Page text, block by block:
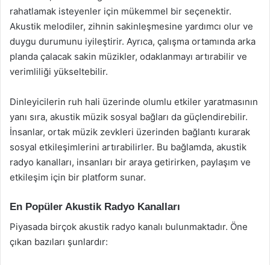
rahatlamak isteyenler için mükemmel bir seçenektir.
Akustik melodiler, zihnin sakinleşmesine yardımcı olur ve
duygu durumunu iyileştirir. Ayrıca, çalışma ortamında arka
planda çalacak sakin müzikler, odaklanmayı artırabilir ve
verimliliği yükseltebilir.
Dinleyicilerin ruh hali üzerinde olumlu etkiler yaratmasının
yanı sıra, akustik müzik sosyal bağları da güçlendirebilir.
İnsanlar, ortak müzik zevkleri üzerinden bağlantı kurarak
sosyal etkileşimlerini artırabilirler. Bu bağlamda, akustik
radyo kanalları, insanları bir araya getirirken, paylaşım ve
etkileşim için bir platform sunar.
En Popüler Akustik Radyo Kanalları
Piyasada birçok akustik radyo kanalı bulunmaktadır. Öne
çıkan bazıları şunlardır: